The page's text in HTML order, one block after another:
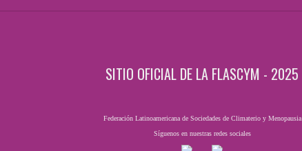
SITIO OFICIAL DE LA FLASCYM - 2025
Federación Latinoamericana de Sociedades de Climaterio y Menopausia
Síguenos en nuestras redes sociales